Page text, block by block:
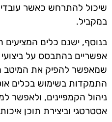
שיכול להתרחש כאשר
במקביל.
בנוסף, ישנם כלים המציעים
אפשריים בהתבסס על
שמאפשר להפיק את המיטב
התמקדות בשימוש בכלים
ניהול הקמפיינים, ולאפשר
אסטרטגי וביצירת תוכן